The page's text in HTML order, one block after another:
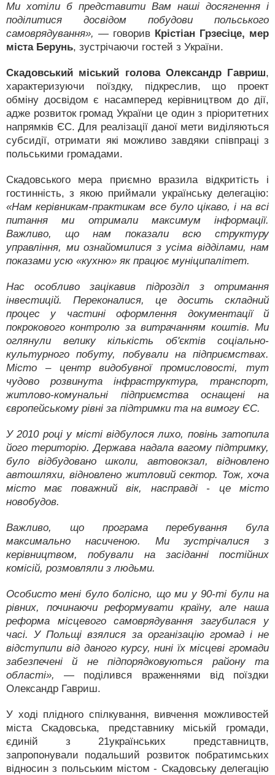
Ми хотіли б представити Вам наші досягнення і
поділитися досвідом побудови польського
самоврядування», — говорив Крістіан Грзесіце, мер
міста Берунь, зустрічаючи гостей з України.
Скадовський міський голова Олександр Гавриш,
характеризуючи поїздку, підкреслив, що проект
обміну досвідом є насамперед керівництвом до дії,
адже розвиток громад України це один з пріоритетних
напрямків ЄС. Для реалізації даної мети виділяються
субсидії, отримати які можливо завдяки співпраці з
польськими громадами.
Скадовського мера приємно вразила відкритість і
гостинність, з якою приймали українську делегацію:
«Нам керівникам-практикам все було цікаво, і на всі
питання ми отримали максимум інформації.
Важливо, що нам показали всю структуру
управління, ми ознайомилися з усіма відділами, нам
показами усю «кухню» як працює муніципалітет.
Нас особливо зацікавив підрозділ з отримання
інвестицій. Переконалися, це досить складний
процес у частині оформлення документації й
покрокового контролю за витрачанням коштів. Ми
оглянули велику кількість об'єктів соціально-
культурного побуту, побували на підприємствах.
Місто – центр видобувної промисловості, тут
чудово розвинута інфраструктура, транспорт,
житлово-комунальні підприємства оснащені на
європейському рівні за підтримки та на вимогу ЄС.
У 2010 році у місті відбулося лихо, повінь затопила
його територію. Держава надала вагому підтримку,
було відбудовано школи, автовокзал, відновлено
автошляхи, відновлено житловий сектор. Тож, хоча
місто має поважний вік, насправді - це місто
новобудов.
Важливо, що програма перебування була
максимально насиченою. Ми зустрічалися з
керівництвом, побували на засіданні постійних
комісій, розмовляли з людьми.
Особисто мені було болісно, що ми у 90-ті були на
рівних, починаючи реформувати країну, але наша
реформа місцевого самоврядування загубилася у
часі. У Польщі взялися за організацію громад і не
відступили від даного курсу, нині їх місцеві громади
забезпечені й не підпорядковуються району та
області»,
— поділився враженнями від поїздки
Олександр Гавриш.
У ході плідного спілкування, вивчення можливостей
міста Скадовська, представнику міській громади,
єдиній з 21українських представництв,
запропонували подальший розвиток побратимських
відносин з польським містом - Скадовську делегацію